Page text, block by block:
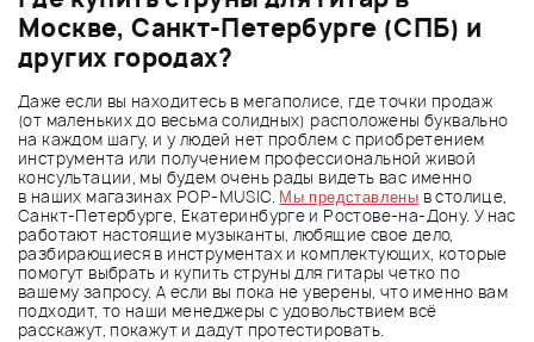
Москве, Санкт-Петербурге (СПБ) и
других городах?
Даже если вы находитесь в мегаполисе, где точки продаж
(от маленьких до весьма солидных) расположены буквально
на каждом шагу, и у людей нет проблем с приобретением
инструмента или получением профессиональной живой
консультации, мы будем очень рады видеть вас именно
в наших магазинах POP-MUSIC. Мы представлены в столице,
Санкт-Петербурге, Екатеринбурге и Ростове-на-Дону. У нас
работают настоящие музыканты, любящие свое дело,
разбирающиеся в инструментах и комплектующих, которые
помогут выбрать и купить струны для гитары четко по
вашему запросу. А если вы пока не уверены, что именно вам
подходит, то наши менеджеры с удовольствием всё
расскажут, покажут и дадут протестировать.